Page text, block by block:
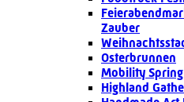
Zauber
Osterbrunnen
Mobility Spring
Highland